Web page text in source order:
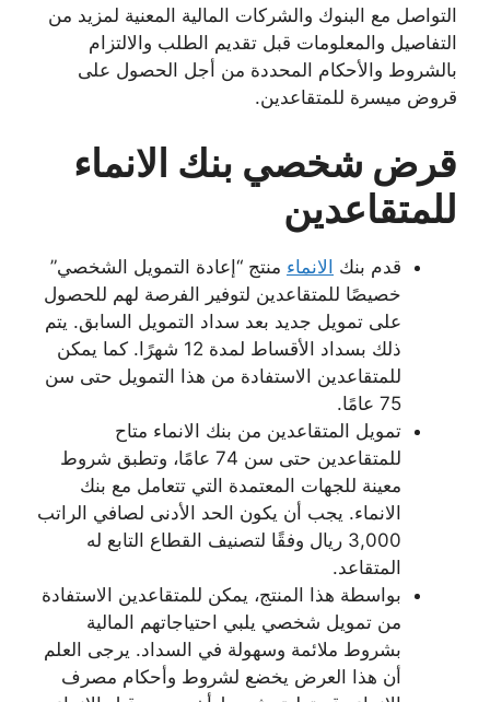
التواصل مع البنوك والشركات المالية المعنية لمزيد من
التفاصيل والمعلومات قبل تقديم الطلب والالتزام
بالشروط والأحكام المحددة من أجل الحصول على
قروض ميسرة للمتقاعدين.
قرض شخصي بنك الانماء
للمتقاعدين
قدم بنك الانماء منتج “إعادة التمويل الشخصي”
خصيصًا للمتقاعدين لتوفير الفرصة لهم للحصول
على تمويل جديد بعد سداد التمويل السابق. يتم
ذلك بسداد الأقساط لمدة 12 شهرًا. كما يمكن
للمتقاعدين الاستفادة من هذا التمويل حتى سن
75 عامًا.
تمويل المتقاعدين من بنك الانماء متاح
للمتقاعدين حتى سن 74 عامًا، وتطبق شروط
معينة للجهات المعتمدة التي تتعامل مع بنك
الانماء. يجب أن يكون الحد الأدنى لصافي الراتب
3,000 ريال وفقًا لتصنيف القطاع التابع له
المتقاعد.
بواسطة هذا المنتج، يمكن للمتقاعدين الاستفادة
من تمويل شخصي يلبي احتياجاتهم المالية
بشروط ملائمة وسهولة في السداد. يرجى العلم
أن هذا العرض يخضع لشروط وأحكام مصرف